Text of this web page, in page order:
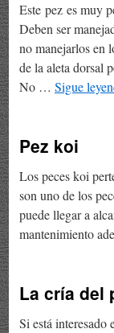
Este pez es muy
Deben ser
no manejarlos en
de la aleta dorsal
No … Sigue
Pez koi
Los peces koi
son uno de los
puede llegar a
mantenimiento
La cría del
Si está interesado